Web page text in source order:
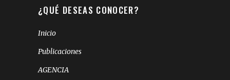
¿QUÉ DESEAS CONOCER?
Inicio
Publicaciones
AGENCIA